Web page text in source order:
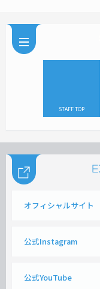
STAFF TOP
オフィシャルサイト
公式Instagram
公式YouTube